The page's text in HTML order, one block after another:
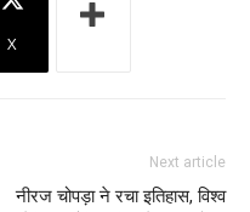
X
Next article
नीरज चोपड़ा ने रचा इतिहास, विश्‍व